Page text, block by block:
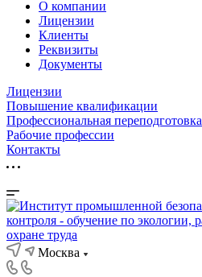
О компании
Лицензии
Клиенты
Реквизиты
Документы
Лицензии
Повышение квалификации
Профессиональная переподготовка
Рабочие профессии
Контакты
Москва